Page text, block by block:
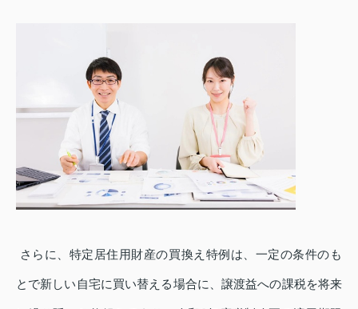
さらに、特定居住用財産の買換え特例は、一定の条件のも
とで新しい自宅に買い替える場合に、譲渡益への課税を将来